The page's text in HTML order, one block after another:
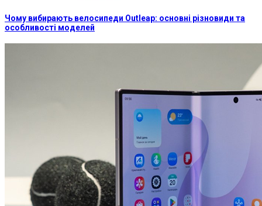
Чому вибирають велосипеди Outleap: основні різновиди та
особливості моделей